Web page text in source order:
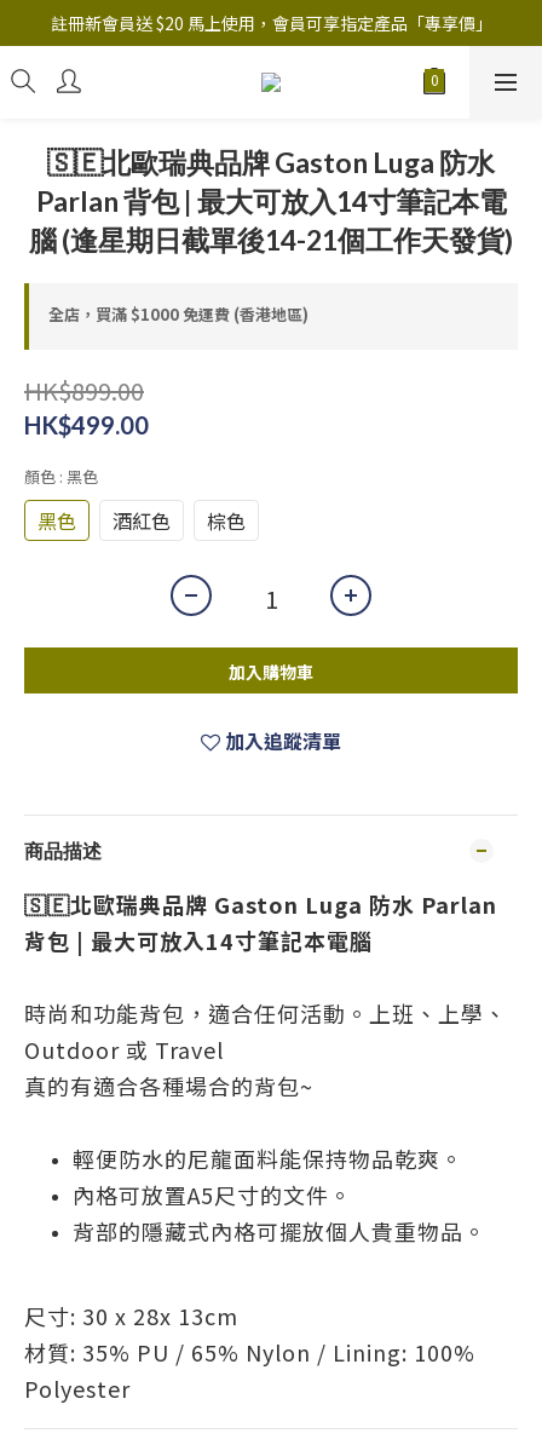
註冊新會員送 $20 馬上使用，會員可享指定產品「​專享價」
註冊新會員送 $20 馬上使用，會員可享指定產品「​專享價」
B.Y.O.B Mask Collection 任選優惠: 4件9折
🇸🇪北歐瑞典品牌 Gaston Luga 防水
Parlan 背包 | 最大可放入14寸筆記本電
腦 (逢星期日截單後14-21個工作天發貨)
全店，買滿 $1000 免運費 (香港地區)
HK$899.00
HK$499.00
顏色 : 黑色
黑色 酒紅色 棕色
加入購物車
加入追蹤清單
商品描述
🇸🇪北歐瑞典品牌 Gaston Luga 防水 Parlan
背包 | 最大可放入14寸筆記本電腦
時尚和功能背包，適合任何活動。上班、上學、
Outdoor 或 Travel
真的有適合各種場合的背包~
輕便防水的尼龍面料能保持物品乾爽。
內格可放置A5尺寸的文件。
背部的隱藏式內格可擺放個人貴重物品。
尺寸: 30 x 28x 13cm
材質: 35% PU / 65% Nylon / Lining: 100%
Polyester